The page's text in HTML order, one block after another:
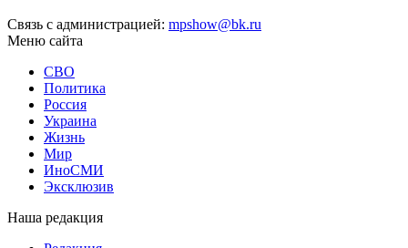
Связь с администрацией: mpshow@bk.ru
Меню сайта
СВО
Политика
Россия
Украина
Жизнь
Мир
ИноСМИ
Эксклюзив
Наша редакция